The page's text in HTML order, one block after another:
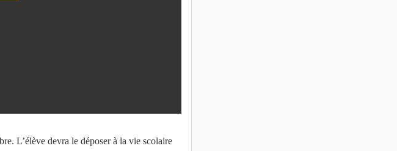
L’élève devra le déposer à la vie scolaire